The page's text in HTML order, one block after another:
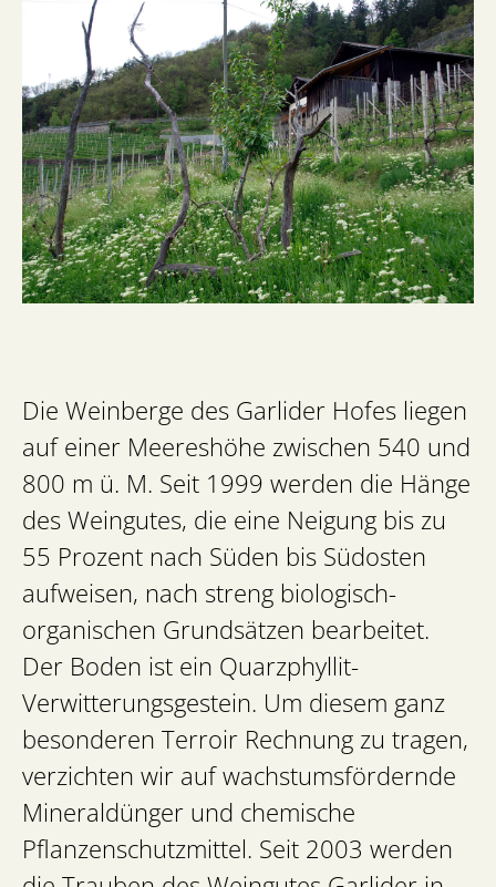
Die Weinberge des Garlider Hofes liegen
auf einer Meereshöhe zwischen 540 und
800 m ü. M. Seit 1999 werden die Hänge
des Weingutes, die eine Neigung bis zu
55 Prozent nach Süden bis Südosten
aufweisen, nach streng biologisch-
organischen Grundsätzen bearbeitet.
Der Boden ist ein Quarzphyllit-
Verwitterungsgestein. Um diesem ganz
besonderen Terroir Rechnung zu tragen,
verzichten wir auf wachstumsfördernde
Mineraldünger und chemische
Pflanzenschutzmittel. Seit 2003 werden